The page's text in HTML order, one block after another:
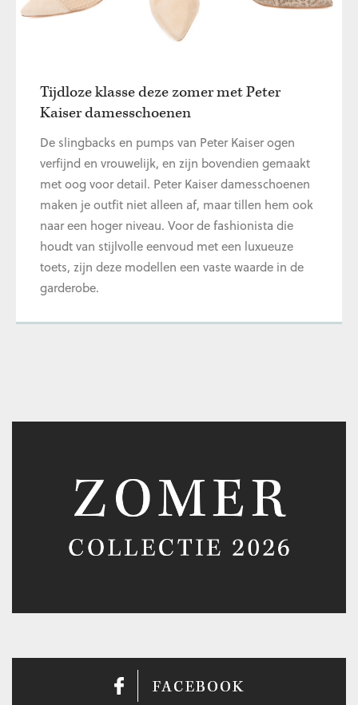
Tijdloze klasse deze zomer met Peter
Kaiser damesschoenen
De slingbacks en pumps van Peter Kaiser ogen
verfijnd en vrouwelijk, en zijn bovendien gemaakt
met oog voor detail. Peter Kaiser damesschoenen
maken je outfit niet alleen af, maar tillen hem ook
naar een hoger niveau. Voor de fashionista die
houdt van stijlvolle eenvoud met een luxueuze
toets, zijn deze modellen een vaste waarde in de
garderobe.